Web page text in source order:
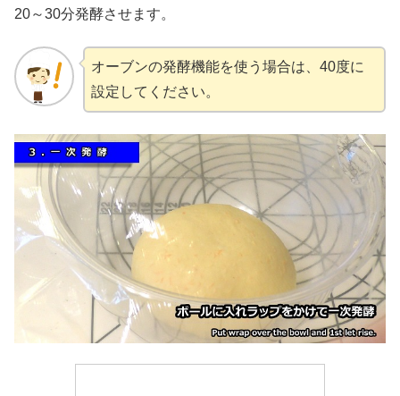
20～30分発酵させます。
オーブンの発酵機能を使う場合は、40度に
設定してください。